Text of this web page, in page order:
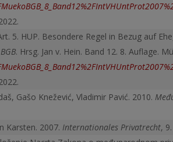
5. HUP. Besondere Regel in Bezug auf
. Hrsg. Jan v. Hein. Band 12. 8. Auflage.
Gašo Knežević, Vladimir Pa­vić. 2010.
Karsten. 2007. Internationales Privatrecht,